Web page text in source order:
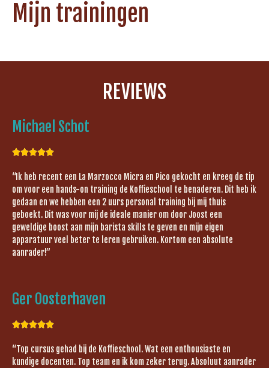
Mijn trainingen
REVIEWS
Michael Schot

“Ik heb recent een La Marzocco Micra en Pico gekocht en kreeg de tip
om voor een hands-on training de Koffieschool te benaderen. Dit heb ik
gedaan en we hebben een 2 uurs personal training bij mij thuis
geboekt. Dit was voor mij de ideale manier om door Joost een
geweldige boost aan mijn barista skills te geven en mijn eigen
apparatuur veel beter te leren gebruiken. Kortom een absolute
aanrader!”
Ger Oosterhaven

“Top cursus gehad bij de Koffieschool. Wat een enthousiaste en
kundige docenten. Top team en ik kom zeker terug. Absoluut aanrader